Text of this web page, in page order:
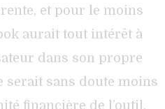
et pour le moins
aurait tout intérêt à
dans son propre
serait sans doute moins
financière de l’outil,